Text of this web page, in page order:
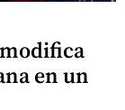
en un